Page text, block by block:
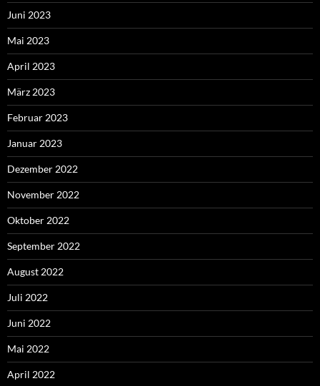
Juni 2023
Mai 2023
April 2023
März 2023
Februar 2023
Januar 2023
Dezember 2022
November 2022
Oktober 2022
September 2022
August 2022
Juli 2022
Juni 2022
Mai 2022
April 2022